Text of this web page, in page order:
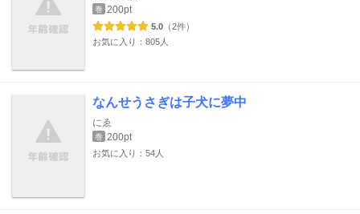
巻 200pt
5.0 （2件）
お気に入り：805人
なんせうさぎは子犬に夢中
にゑ
巻 200pt
お気に入り：54人